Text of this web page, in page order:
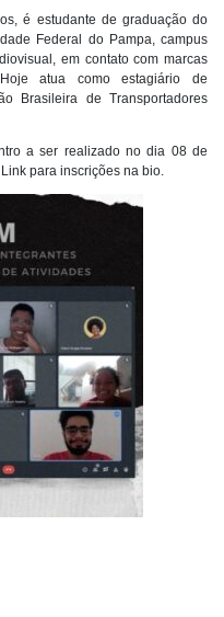
é estudante de graduação do
Federal do Pampa, campus
em contato com marcas
atua como estagiário de
Brasileira de Transportadores
a ser realizado no dia 08 de
para inscrições na bio.